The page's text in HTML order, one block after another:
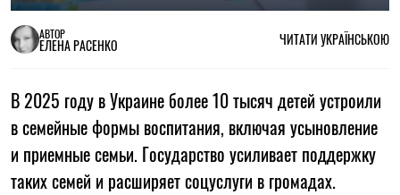
АВТОР
ЕЛЕНА РАСЕНКО ЧИТАТИ УКРАЇНСЬКОЮ
В 2025 году в Украине более 10 тысяч детей устроили
в семейные формы воспитания, включая усыновление
и приемные семьи. Государство усиливает поддержку
таких семей и расширяет соцуслуги в громадах.